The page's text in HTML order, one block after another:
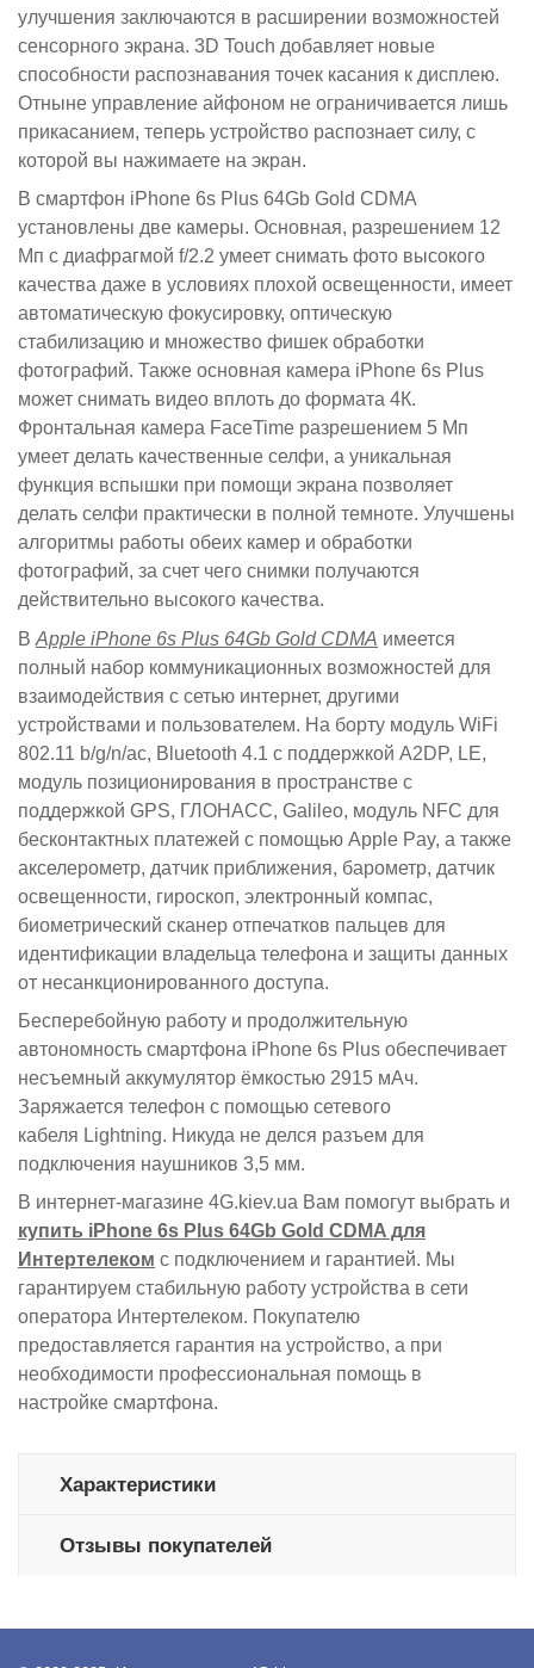
улучшения заключаются в расширении возможностей
сенсорного экрана. 3D Touch добавляет новые
способности распознавания точек касания к дисплею.
Отныне управление айфоном не ограничивается лишь
прикасанием, теперь устройство распознает силу, с
которой вы нажимаете на экран.
В смартфон iPhone 6s Plus 64Gb Gold CDMA
установлены две камеры. Основная, разрешением 12
Мп с диафрагмой f/2.2 умеет снимать фото высокого
качества даже в условиях плохой освещенности, имеет
автоматическую фокусировку, оптическую
стабилизацию и множество фишек обработки
фотографий. Также основная камера iPhone 6s Plus
может снимать видео вплоть до формата 4К.
Фронтальная камера FaceTime разрешением 5 Мп
умеет делать качественные селфи, а уникальная
функция вспышки при помощи экрана позволяет
делать селфи практически в полной темноте. Улучшены
алгоритмы работы обеих камер и обработки
фотографий, за счет чего снимки получаются
действительно высокого качества.
В Apple iPhone 6s Plus 64Gb Gold CDMA имеется
полный набор коммуникационных возможностей для
взаимодействия с сетью интернет, другими
устройствами и пользователем. На борту модуль WiFi
802.11 b/g/n/ac, Bluetooth 4.1 с поддержкой A2DP, LE,
модуль позиционирования в пространстве с
поддержкой GPS, ГЛОНАСС, Galileo, модуль NFC для
бесконтактных платежей с помощью Apple Pay, а также
акселерометр, датчик приближения, барометр, датчик
освещенности, гироскоп, электронный компас,
биометрический сканер отпечатков пальцев для
идентификации владельца телефона и защиты данных
от несанкционированного доступа.
Бесперебойную работу и продолжительную
автономность смартфона iPhone 6s Plus обеспечивает
несъемный аккумулятор ёмкостью 2915 мАч.
Заряжается телефон с помощью сетевого
кабеля Lightning. Никуда не делся разъем для
подключения наушников 3,5 мм.
В интернет-магазине 4G.kiev.ua Вам помогут выбрать и
купить iPhone 6s Plus 64Gb Gold CDMA для
Интертелеком с подключением и гарантией. Мы
гарантируем стабильную работу устройства в сети
оператора Интертелеком. Покупателю
предоставляется гарантия на устройство, а при
необходимости профессиональная помощь в
настройке смартфона.
Характеристики
Отзывы покупателей